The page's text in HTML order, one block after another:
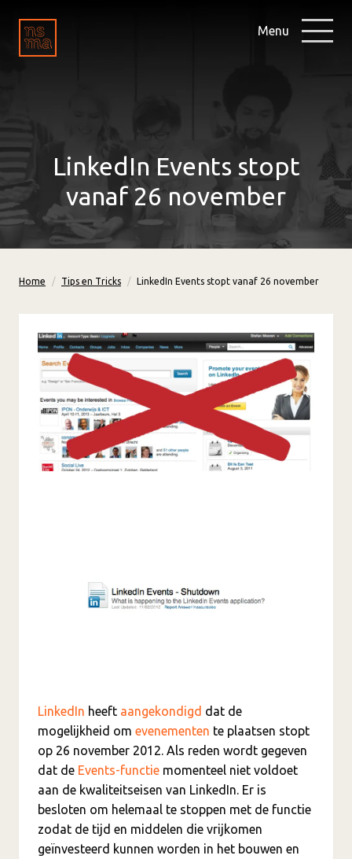
Menu
LinkedIn Events stopt
vanaf 26 november
Home Tips en Tricks LinkedIn Events stopt vanaf 26 november
LinkedIn heeft aangekondigd dat de
mogelijkheid om evenementen te plaatsen stopt
op 26 november 2012. Als reden wordt gegeven
dat de Events-functie momenteel niet voldoet
aan de kwaliteitseisen van LinkedIn. Er is
besloten om helemaal te stoppen met de functie
zodat de tijd en middelen die vrijkomen
geïnvesteerd kunnen worden in het bouwen en